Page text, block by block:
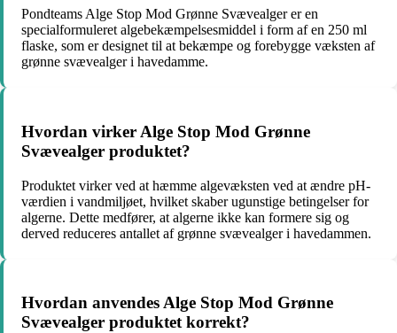
Pondteams Alge Stop Mod Grønne Svævealger er en
specialformuleret algebekæmpelsesmiddel i form af en 250 ml
flaske, som er designet til at bekæmpe og forebygge væksten af
grønne svævealger i havedamme.
Hvordan virker Alge Stop Mod Grønne
Svævealger produktet?
Produktet virker ved at hæmme algevæksten ved at ændre pH-
værdien i vandmiljøet, hvilket skaber ugunstige betingelser for
algerne. Dette medfører, at algerne ikke kan formere sig og
derved reduceres antallet af grønne svævealger i havedammen.
Hvordan anvendes Alge Stop Mod Grønne
Svævealger produktet korrekt?